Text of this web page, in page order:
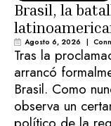
Brasil, la
Agosto 6, 2026 |
Tras la
arrancó
Brasil. Como
observa un